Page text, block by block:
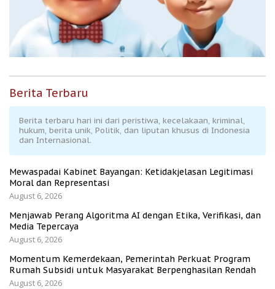
Berita Terbaru
Berita terbaru hari ini dari peristiwa, kecelakaan, kriminal,
hukum, berita unik, Politik, dan liputan khusus di Indonesia
dan Internasional.
Mewaspadai Kabinet Bayangan: Ketidakjelasan Legitimasi
Moral dan Representasi
August 6, 2026
Menjawab Perang Algoritma AI dengan Etika, Verifikasi, dan
Media Tepercaya
August 6, 2026
Momentum Kemerdekaan, Pemerintah Perkuat Program
Rumah Subsidi untuk Masyarakat Berpenghasilan Rendah
August 6, 2026